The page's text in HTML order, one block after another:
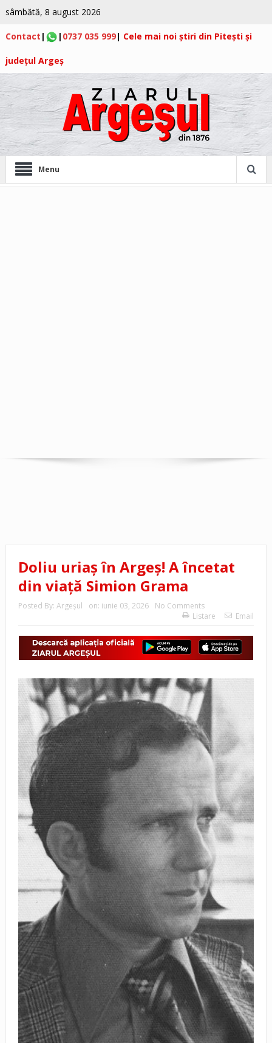
sâmbătă, 8 august 2026
Contact | | 0737 035 999| Cele mai noi știri din Pitești și
județul Argeș
Menu
Doliu uriaș în Argeș! A încetat
din viață Simion Grama
Posted By: Argeşul on: iunie 03, 2026
No Comments
Listare
Email